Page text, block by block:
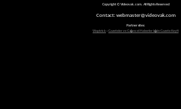
Copyright © Videovak.com. All Rights Reserved
Contact: webmaster@videovak.com
Partner sites:
Waptrick-Gazeteler ve G�ncel Haberler i�in Gazete Keyfi